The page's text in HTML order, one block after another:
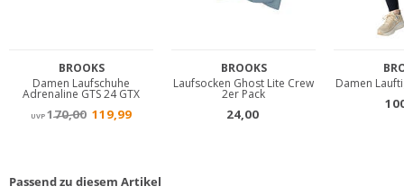
Passend zu diesem Artikel